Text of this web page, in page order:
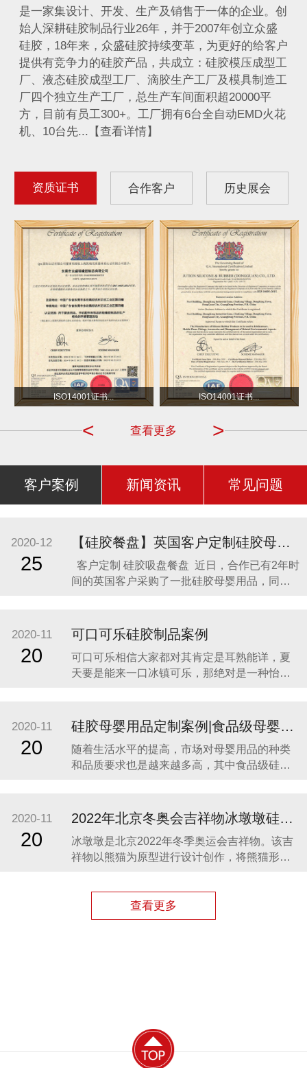
是一家集设计、开发、生产及销售于一体的企业。创
始人深耕硅胶制品行业26年，并于2007年创立众盛
硅胶，18年来，众盛硅胶持续变革，为更好的给客户
提供有竞争力的硅胶产品，共成立：硅胶模压成型工
厂、液态硅胶成型工厂、滴胶生产工厂及模具制造工
厂四个独立生产工厂，总生产车间面积超20000平
方，目前有员工300+。工厂拥有6台全自动EMD火花
机、10台先...【查看详情】
资质证书 合作客户 历史展会
ISO14001证书... ISO14001证书...
>
查看更多
<
沃尔玛 小不点 DOT
客户案例 新闻资讯 常见问题
2020-12
25
【硅胶餐盘】英国客户定制硅胶母婴用品 硅胶吸盘餐盘
客户定制 硅胶吸盘餐盘 近日，合作已有2年时
间的英国客户采购了一批硅胶母婴用品，同时
价格最合理，服务最贴心，正如两年来多次合
作一样。众盛硅胶不是硅胶制品行业内最好
的，但绝对是他合作过众多硅胶制品
2020-11
20
可口可乐硅胶制品案例
可口可乐相信大家都对其肯定是耳熟能详，夏
天要是能来一口冰镇可乐，那绝对是一种怡神
关联呢？ 2014年可口可乐找到我们的时候，我
们也是非常的惊讶，以为是在开玩笑。他们却
很认真的告诉我们，他们想开发一款创意有代
2020-11
20
硅胶母婴用品定制案例|食品级母婴硅胶制品
随着生活水平的提高，市场对母婴用品的种类
和品质要求也是越来越多高，其中食品级硅胶
品的的主要材料之一。众盛硅胶厂家在硅胶制
品行业深耕23年，生产的硅胶母婴用品全球使
用用户超百万。 今天我们就来分享几款热卖的
硅胶母婴
2020-11
20
2022年北京冬奥会吉祥物冰墩墩硅胶制品生产案例
冰墩墩是北京2022年冬季奥运会吉祥物。该吉
祥物以熊猫为原型进行设计创作，将熊猫形象
心，奥运组委会将吉祥物冰墩墩放到东莞生
产，而众盛硅胶也有幸参与了冰墩墩的生产制
查看更多